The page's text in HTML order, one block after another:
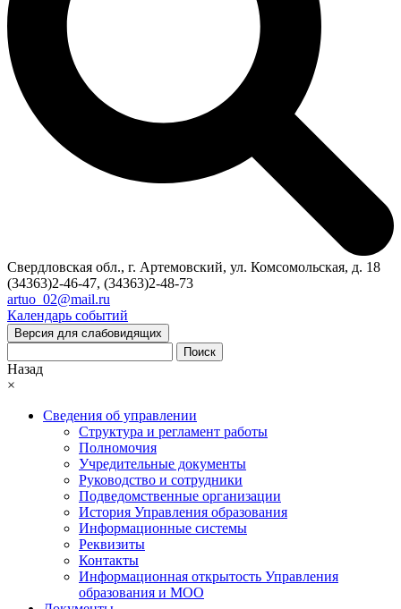
Свердловская обл., г. Артемовский, ул. Комсомольская, д. 18
(34363)2-46-47, (34363)2-48-73
artuo_02@mail.ru
Календарь событий
Версия для слабовидящих
Поиск
Назад
×
Сведения об управлении
Структура и регламент работы
Полномочия
Учредительные документы
Руководство и сотрудники
Подведомственные организации
История Управления образования
Информационные системы
Реквизиты
Контакты
Информационная открытость Управления
образования и МОО